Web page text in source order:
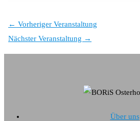
← Vorheriger Veranstaltung
Nächster Veranstaltung →
Über uns